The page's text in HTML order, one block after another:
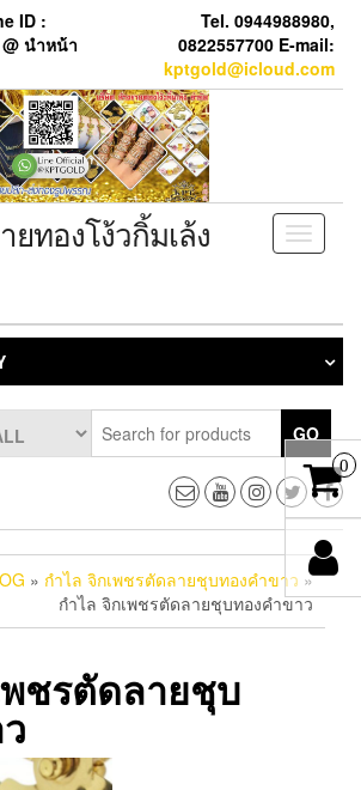
ID :
นำหน้า
Tel. 0944988980,
0822557700 E-mail:
kptgold@icloud.com
Toggle
ทองโง้วกิ้มเล้ง
GO
» กำไล จิกเพชรตัดลายชุบทองคำขาว »
กำไล จิกเพชรตัดลายชุบทองคำขาว
พชรตัดลายชุบ
0